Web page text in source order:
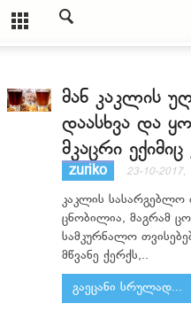
მან კაკლის
დაასხვა და
მკაცრი
zuriko 23-10-2017,
კაკლის სასარგებლო
ცნობილია, მაგრამ
სამკურნალო
მწვანე ქერქს,..
გაეცანი სრულად...